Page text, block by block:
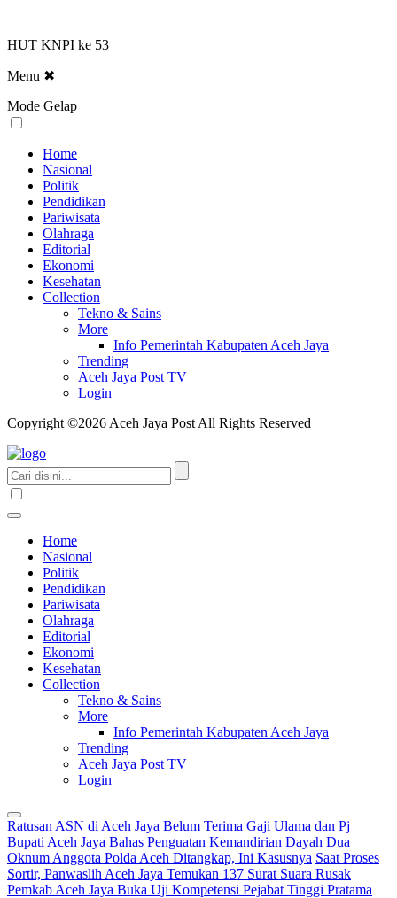
HUT KNPI ke 53
Menu ✖
Mode Gelap
Home
Nasional
Politik
Pendidikan
Pariwisata
Olahraga
Editorial
Ekonomi
Kesehatan
Collection
Tekno & Sains
More
Info Pemerintah Kabupaten Aceh Jaya
Trending
Aceh Jaya Post TV
Login
Copyright ©2026 Aceh Jaya Post All Rights Reserved
Home
Nasional
Politik
Pendidikan
Pariwisata
Olahraga
Editorial
Ekonomi
Kesehatan
Collection
Tekno & Sains
More
Info Pemerintah Kabupaten Aceh Jaya
Trending
Aceh Jaya Post TV
Login
Ratusan ASN di Aceh Jaya Belum Terima Gaji Ulama dan Pj
Bupati Aceh Jaya Bahas Penguatan Kemandirian Dayah Dua
Oknum Anggota Polda Aceh Ditangkap, Ini Kasusnya Saat Proses
Sortir, Panwaslih Aceh Jaya Temukan 137 Surat Suara Rusak
Pemkab Aceh Jaya Buka Uji Kompetensi Pejabat Tinggi Pratama